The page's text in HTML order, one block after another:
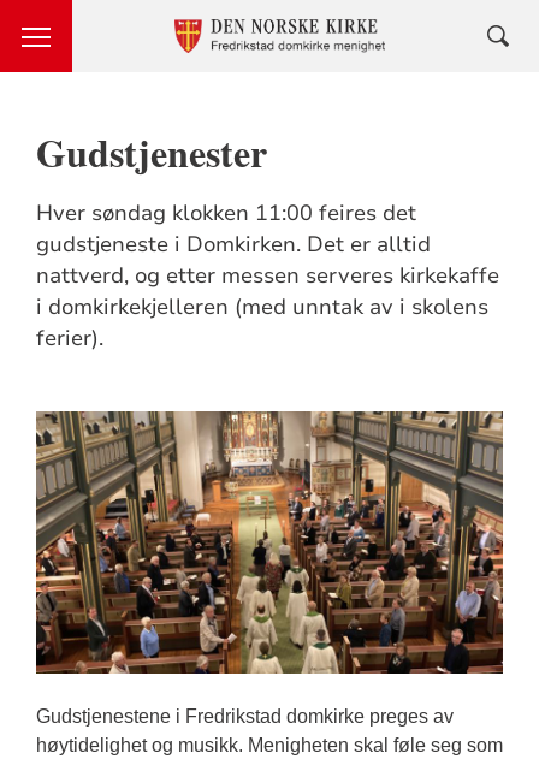
Gudstjenester
Hver søndag klokken 11:00 feires det
gudstjeneste i Domkirken. Det er alltid
nattverd, og etter messen serveres kirkekaffe
i domkirkekjelleren (med unntak av i skolens
ferier).
Gudstjenestene i Fredrikstad domkirke preges av
høytidelighet og musikk. Menigheten skal føle seg som